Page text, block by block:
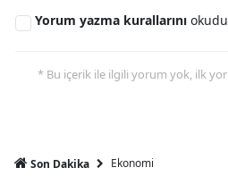
Yorum yazma kurallarını
* Bu içerik ile ilgili yorum yok, ilk
Son Dakika Ekonomi